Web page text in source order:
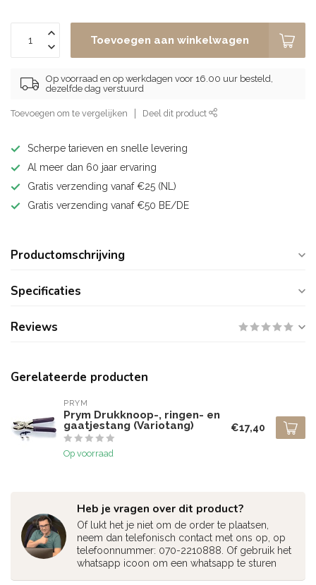
Toevoegen aan winkelwagen
Op voorraad en op werkdagen voor 16.00 uur besteld,
dezelfde dag verstuurd
Toevoegen om te vergelijken Deel dit product
Scherpe tarieven en snelle levering
Al meer dan 60 jaar ervaring
Gratis verzending vanaf €25 (NL)
Gratis verzending vanaf €50 BE/DE
Productomschrijving
Specificaties
Reviews
Gerelateerde producten
PRYM
Prym Drukknoop-, ringen- en
gaatjestang (Variotang)
Op voorraad
€17,40
Heb je vragen over dit product?
Of lukt het je niet om de order te plaatsen,
neem dan telefonisch contact met ons op, op
telefoonnummer: 070-2210888. Of gebruik het
whatsapp icoon om een whatsapp te sturen